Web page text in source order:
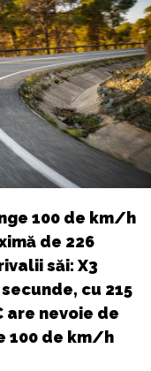
100 de km/h
de 226
săi: X3
cu 215
are nevoie de
100 de km/h